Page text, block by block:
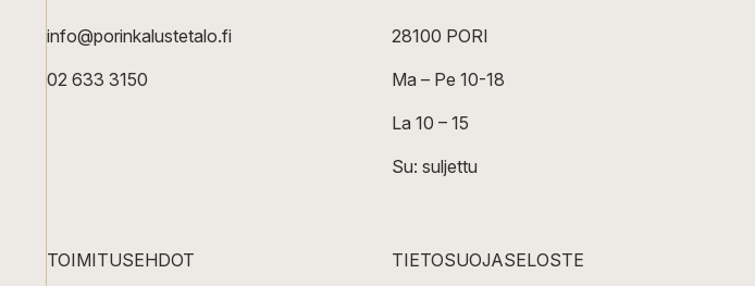
info@porinkalustetalo.fi
02 633 3150
28100 PORI
Ma – Pe 10-18
La 10 – 15
Su: suljettu
TOIMITUSEHDOT TIETOSUOJASELOSTE